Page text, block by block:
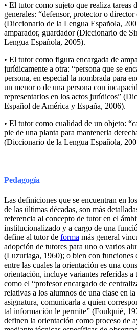
• El tutor como sujeto que realiza tareas
generales: “defensor, protector o
(Diccionario de la Lengua Española,
amparador, guardador (Diccionario de
Lengua Española, 2005).
• El tutor como figura encargada de
jurídicamente a otra: “persona que se
persona, en especial la nombrada para
un menor o de una persona con
representarlos en los actos jurídicos”
Español de América y España, 2006).
• El tutor como cualidad de un objeto:
pie de una planta para mantenerla
(Diccionario de la Lengua Española,
Pedagogía
Las definiciones que se encuentran en
de las últimas décadas, son más
referencia al concepto de tutor en el
institucionalizado y a cargo de una
define al tutor de forma más general
adopción de tutores para uno o varios
(Luzuriaga, 1960); o bien con funciones
entre las cuales la orientación es una
orientación, incluye variantes referidas a
como el “profesor encargado de
relativas a los alumnos de una clase en
asignatura, comunicarla a quien
tal información le permite” (Foulquié,
definen la orientación como proceso de